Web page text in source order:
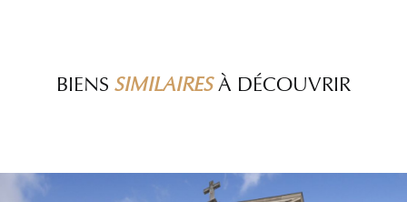
BIENS SIMILAIRESÀ DÉCOUVRIR